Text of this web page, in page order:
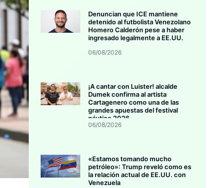
Denuncian que ICE mantiene
detenido al futbolista Venezolano
Homero Calderón pese a haber
ingresado legalmente a EE.UU.
06/08/2026
¡A cantar con Luister! alcalde
Dumek confirma al artista
Cartagenero como una de las
grandes apuestas del festival
náutico 2026
06/08/2026
«Estamos tomando mucho
petróleo»: Trump reveló como es
la relación actual de EE.UU. con
Venezuela